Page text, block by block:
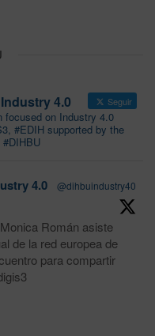
4.0 Seguir
focused on Industry 4.0
#EDIH supported by the
4.0
@dihbuindustry40
Román asiste
de la red europea de
para compartir